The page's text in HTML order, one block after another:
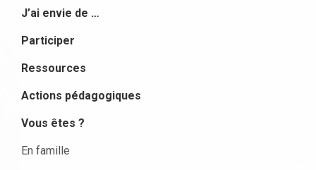
J’ai envie de …
Participer
Ressources
Actions pédagogiques
Vous êtes ?
En famille